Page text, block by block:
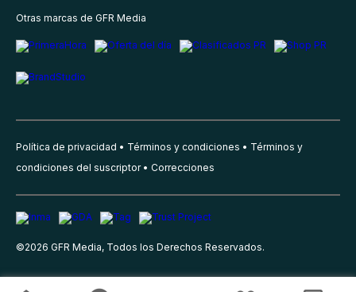
Otras marcas de GFR Media
Política de privacidad Términos y condiciones
Términos y
condiciones del suscriptor
Correcciones
©2026 GFR Media, Todos los Derechos Reservados.